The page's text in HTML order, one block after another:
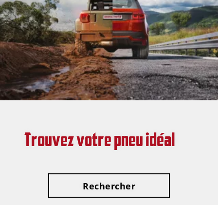
Trouvez votre pneu idéal
Rechercher